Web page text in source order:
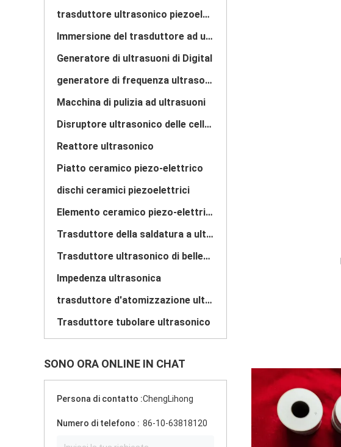
trasduttore ultrasonico piezoelettrico
Immersione del trasduttore ad ultrasuoni
Generatore di ultrasuoni di Digital
generatore di frequenza ultrasonica
Macchina di pulizia ad ultrasuoni
Disruptore ultrasonico delle cellule
Reattore ultrasonico
Piatto ceramico piezo-elettrico
dischi ceramici piezoelettrici
Elemento ceramico piezo-elettrico
Trasduttore della saldatura a ultrasuoni
Trasduttore ultrasonico di bellezza
Impedenza ultrasonica
trasduttore d'atomizzazione ultrasonico
Trasduttore tubolare ultrasonico
SONO ORA ONLINE IN CHAT
Persona di contatto :ChengLihong
Numero di telefono : 86-10-63818120